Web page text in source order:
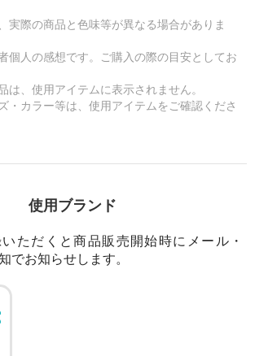
実際の商品と色味等が異なる場合がありま
個人の感想です。ご購入の際の目安としてお
は、使用アイテムに表示されません。
・カラー等は、使用アイテムをご確認くださ
使用ブランド
いただくと商品販売開始時にメール・
でお知らせします。